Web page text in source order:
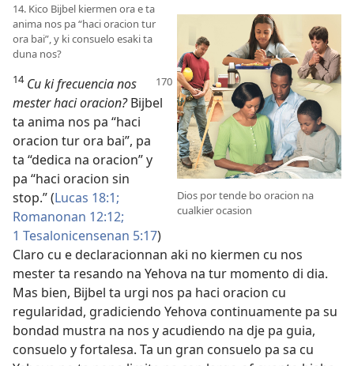
Dios por tende bo oracion na
cualkier ocasion
14. Kico Bijbel kiermen ora e ta
anima nos pa “haci oracion tur
ora bai”, y ki consuelo esaki ta
duna nos?
14 Cu ki frecuencia nos
mester haci oracion?Bijbel
ta anima nos pa “haci
oracion tur ora bai”, pa
ta “dedica na oracion” y
pa “haci oracion sin
stop.” (Lucas 18:1;
Romanonan 12:12;
1 Tesalonicensenan 5:17)
Claro cu e declaracionnan aki no kiermen cu nos
mester ta resando na Yehova na tur momento di dia.
Mas bien, Bijbel ta urgi nos pa haci oracion cu
regularidad, gradiciendo Yehova continuamente pa su
bondad mustra na nos y acudiendo na dje pa guia,
consuelo y fortalesa. Ta un gran consuelo pa sa cu